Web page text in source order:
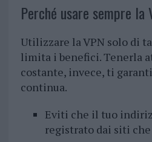
Perché usare sempre la
Utilizzare la VPN solo di
limita i benefici. Tenerla
costante, invece, ti
continua.
Eviti che il tuo
registrato dai siti